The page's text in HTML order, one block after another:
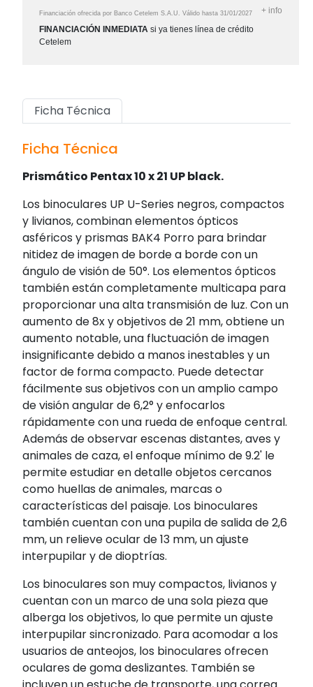
Financiación ofrecida por Banco Cetelem S.A.U. Válido hasta 31/01/2027 + info
FINANCIACIÓN INMEDIATA si ya tienes línea de crédito
Cetelem
Ficha Técnica
Ficha Técnica
Prismático Pentax 10 x 21 UP black.
Los binoculares UP U-Series negros, compactos
y livianos, combinan elementos ópticos
asféricos y prismas BAK4 Porro para brindar
nitidez de imagen de borde a borde con un
ángulo de visión de 50°. Los elementos ópticos
también están completamente multicapa para
proporcionar una alta transmisión de luz. Con un
aumento de 8x y objetivos de 21 mm, obtiene un
aumento notable, una fluctuación de imagen
insignificante debido a manos inestables y un
factor de forma compacto. Puede detectar
fácilmente sus objetivos con un amplio campo
de visión angular de 6,2° y enfocarlos
rápidamente con una rueda de enfoque central.
Además de observar escenas distantes, aves y
animales de caza, el enfoque mínimo de 9.2' le
permite estudiar en detalle objetos cercanos
como huellas de animales, marcas o
características del paisaje. Los binoculares
también cuentan con una pupila de salida de 2,6
mm, un relieve ocular de 13 mm, un ajuste
interpupilar y de dioptrías.
Los binoculares son muy compactos, livianos y
cuentan con un marco de una sola pieza que
alberga los objetivos, lo que permite un ajuste
interpupilar sincronizado. Para acomodar a los
usuarios de anteojos, los binoculares ofrecen
oculares de goma deslizantes. También se